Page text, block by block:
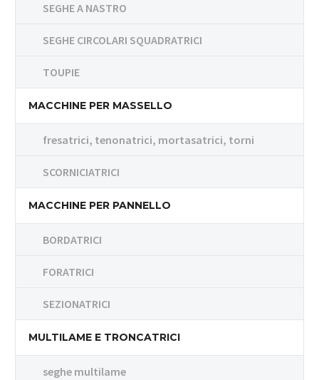
SEGHE A NASTRO
SEGHE CIRCOLARI SQUADRATRICI
TOUPIE
MACCHINE PER MASSELLO
fresatrici, tenonatrici, mortasatrici, torni
SCORNICIATRICI
MACCHINE PER PANNELLO
BORDATRICI
FORATRICI
SEZIONATRICI
MULTILAME E TRONCATRICI
seghe multilame